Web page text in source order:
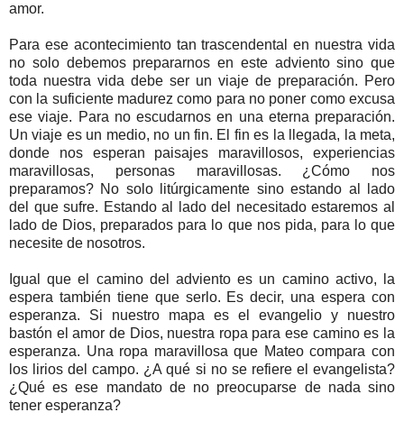
amor.
Para ese acontecimiento tan trascendental en nuestra vida
no solo debemos prepararnos en este adviento sino que
toda nuestra vida debe ser un viaje de preparación. Pero
con la suficiente madurez como para no poner como excusa
ese viaje. Para no escudarnos en una eterna preparación.
Un viaje es un medio, no un fin. El fin es la llegada, la meta,
donde nos esperan paisajes maravillosos, experiencias
maravillosas, personas maravillosas. ¿Cómo nos
preparamos? No solo litúrgicamente sino estando al lado
del que sufre. Estando al lado del necesitado estaremos al
lado de Dios, preparados para lo que nos pida, para lo que
necesite de nosotros.
Igual que el camino del adviento es un camino activo, la
espera también tiene que serlo. Es decir, una espera con
esperanza. Si nuestro mapa es el evangelio y nuestro
bastón el amor de Dios, nuestra ropa para ese camino es la
esperanza. Una ropa maravillosa que Mateo compara con
los lirios del campo. ¿A qué si no se refiere el evangelista?
¿Qué es ese mandato de no preocuparse de nada sino
tener esperanza?